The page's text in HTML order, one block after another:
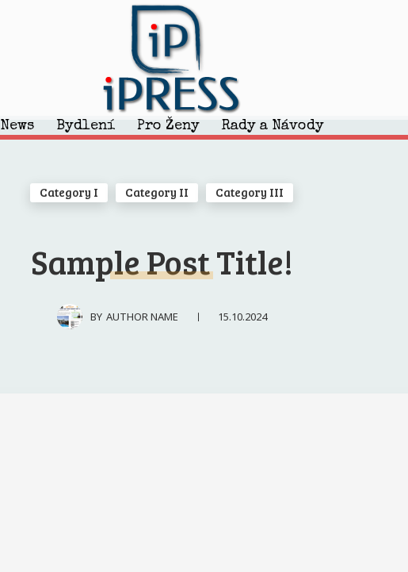
News Bydlení Pro Ženy Rady a Návody
Category I Category II Category III
Sample Post Title!
BY AUTHOR NAME 15.10.2024